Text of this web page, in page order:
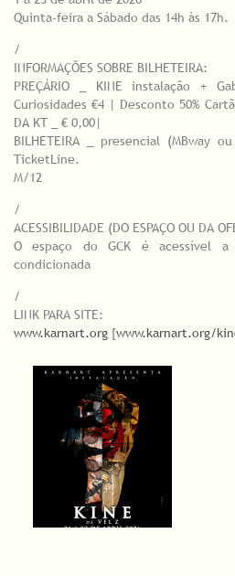
Quinta-feira a Sábado das 14h às 17h.
/
INFORMAÇÕES SOBRE BILHETEIRA:
PREÇÁRIO _ KINE instalação +
Curiosidades €4 | Desconto 50%
DA KT _ € 0,00|
BILHETEIRA _ presencial (MBway
TicketLine.
M/12
/
ACESSIBILIDADE (DO ESPAÇO OU DA
O espaço do GCK é acessível
condicionada
/
LINK PARA SITE:
www.karnart.org [www.karnart.org/